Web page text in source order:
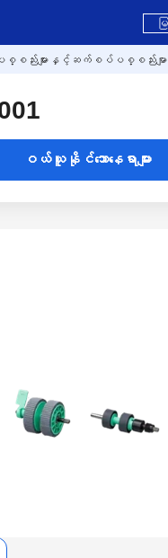
စ္စည်းများနှင့်ဆက်စပ်ပစ္စည်းမျာ
ဝယ်ယူနိုင်သောနေရာများ